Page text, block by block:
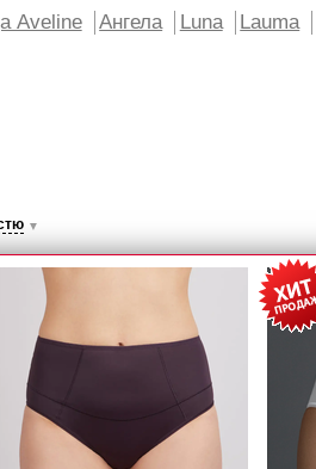
Aveline Ангела Luna Lauma
▼